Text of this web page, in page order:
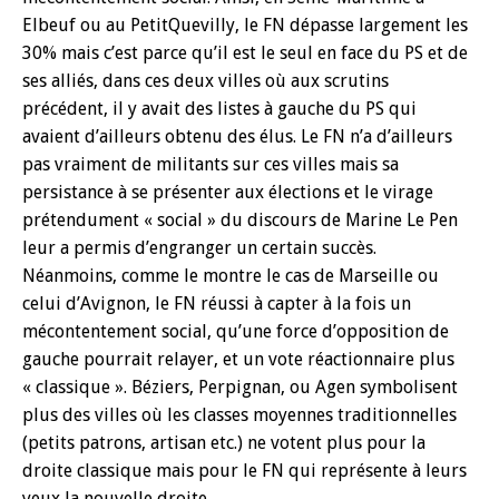
Elbeuf ou au PetitQuevilly, le FN dépasse largement les
30% mais c’est parce qu’il est le seul en face du PS et de
ses alliés, dans ces deux villes où aux scrutins
précédent, il y avait des listes à gauche du PS qui
avaient d’ailleurs obtenu des élus. Le FN n’a d’ailleurs
pas vraiment de militants sur ces villes mais sa
persistance à se présenter aux élections et le virage
prétendument « social » du discours de Marine Le Pen
leur a permis d’engranger un certain succès.
Néanmoins, comme le montre le cas de Marseille ou
celui d’Avignon, le FN réussi à capter à la fois un
mécontentement social, qu’une force d’opposition de
gauche pourrait relayer, et un vote réactionnaire plus
« classique ». Béziers, Perpignan, ou Agen symbolisent
plus des villes où les classes moyennes traditionnelles
(petits patrons, artisan etc.) ne votent plus pour la
droite classique mais pour le FN qui représente à leurs